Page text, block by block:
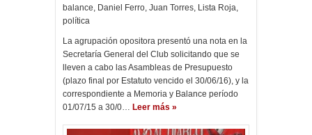
balance, Daniel Ferro, Juan Torres, Lista Roja,
política
La agrupación opositora presentó una nota en la
Secretaría General del Club solicitando que se
lleven a cabo las Asambleas de Presupuesto
(plazo final por Estatuto vencido el 30/06/16), y la
correspondiente a Memoria y Balance período
01/07/15 a 30/0… Leer más »